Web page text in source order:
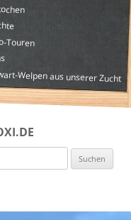
Touren
Welpen aus unserer Zucht